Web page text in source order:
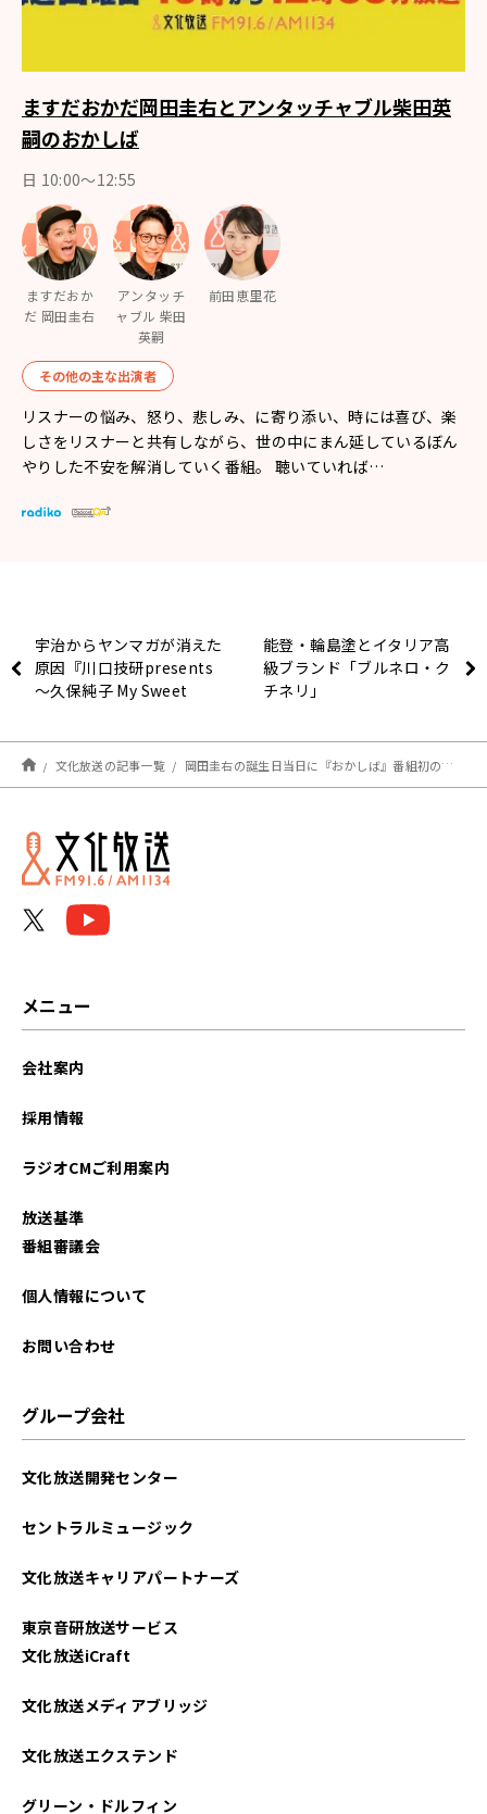
ますだおかだ岡田圭右とアンタッチャブル柴田英
嗣のおかしば
日 10:00～12:55
ますだおか
だ 岡田圭右
アンタッチ
ャブル 柴田
英嗣
前田恵里花
その他の主な出演者
リスナーの悩み、怒り、悲しみ、に寄り添い、時には喜び、楽
しさをリスナーと共有しながら、世の中にまん延しているぼん
やりした不安を解消していく番組。 聴いていれば…
宇治からヤンマガが消えた
原因『川口技研presents
～久保純子 My Sweet
能登・輪島塗とイタリア高
級ブランド「ブルネロ・ク
チネリ」
文化放送の記事一覧 岡田圭右の誕生日当日に『おかしば』番組初のトークライブの開催が決定！ ゲストにアンジャッシュ・渡部建が登場!!「おかしばのしゃべり場」11月17日（日）開催
メニュー
会社案内
採用情報
ラジオCMご利用案内
放送基準
番組審議会
個人情報について
お問い合わせ
グループ会社
文化放送開発センター
セントラルミュージック
文化放送キャリアパートナーズ
東京音研放送サービス
文化放送iCraft
文化放送メディアブリッジ
文化放送エクステンド
グリーン・ドルフィン